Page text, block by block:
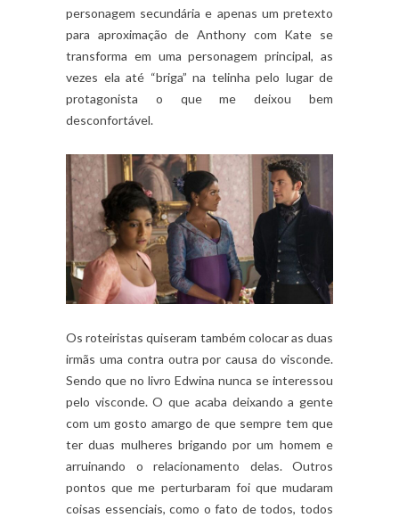
personagem secundária e apenas um pretexto
para aproximação de Anthony com Kate se
transforma em uma personagem principal, as
vezes ela até “briga” na telinha pelo lugar de
protagonista o que me deixou bem
desconfortável.
Os roteiristas quiseram também colocar as duas
irmãs uma contra outra por causa do visconde.
Sendo que no livro Edwina nunca se interessou
pelo visconde. O que acaba deixando a gente
com um gosto amargo de que sempre tem que
ter duas mulheres brigando por um homem e
arruinando o relacionamento delas. Outros
pontos que me perturbaram foi que mudaram
coisas essenciais, como o fato de todos, todos